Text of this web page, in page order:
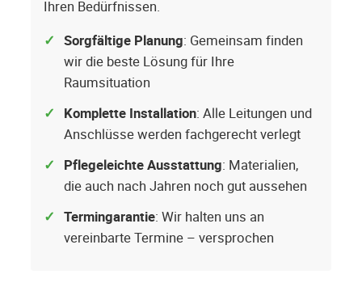
Ihren Bedürfnissen.
Sorgfältige Planung: Gemeinsam finden
wir die beste Lösung für Ihre
Raumsituation
Komplette Installation: Alle Leitungen und
Anschlüsse werden fachgerecht verlegt
Pflegeleichte Ausstattung: Materialien,
die auch nach Jahren noch gut aussehen
Termingarantie: Wir halten uns an
vereinbarte Termine – versprochen